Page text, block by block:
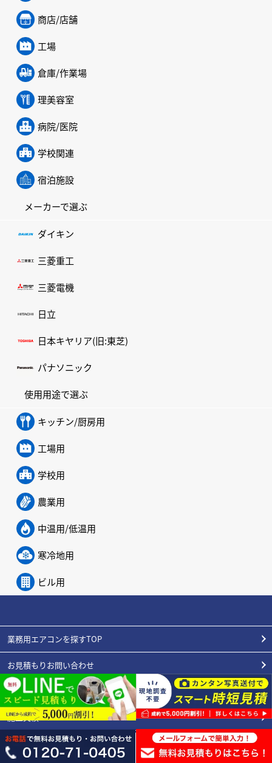
商店/店舗
工場
倉庫/作業場
理美容室
病院/医院
学校関連
宿泊施設
メーカーで選ぶ
ダイキン
三菱重工
三菱電機
日立
日本キヤリア(旧:東芝)
パナソニック
使用用途で選ぶ
キッチン/厨房用
工場用
学校用
農業用
中温用/低温用
寒冷地用
ビル用
業務用エアコンを探すTOP
お見積もりお問い合わせ
初めてのお客様へ
施工実績
エアコンの豆知識